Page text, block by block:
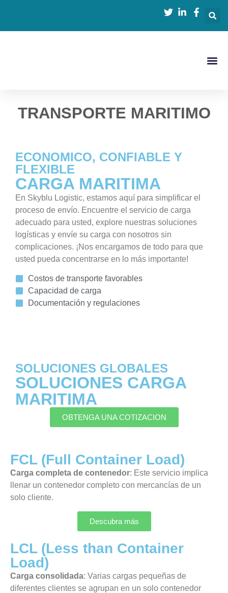
TRANSPORTE MARITIMO
ECONOMICO, CONFIABLE Y
FLEXIBLE
CARGA MARITIMA
En Skyblu Logistic, estamos aquí para simplificar el
proceso de envío. Encuentre el servicio de carga
adecuado para usted, explore nuestras soluciones
logísticas y envíe su carga con nosotros sin
complicaciones. ¡Nos encargamos de todo para que
usted pueda concentrarse en lo más importante!
Costos de transporte favorables
Capacidad de carga
Documentación y regulaciones
SOLUCIONES GLOBALES
SOLUCIONES CARGA
MARITIMA
OBTENGA UNA COTIZACION
FCL (Full Container Load)
Carga completa de contenedor: Este servicio implica
llenar un contenedor completo con mercancías de un
solo cliente.
Descubra más
LCL (Less than Container
Load)
Carga consolidada: Varias cargas pequeñas de
diferentes clientes se agrupan en un solo contenedor